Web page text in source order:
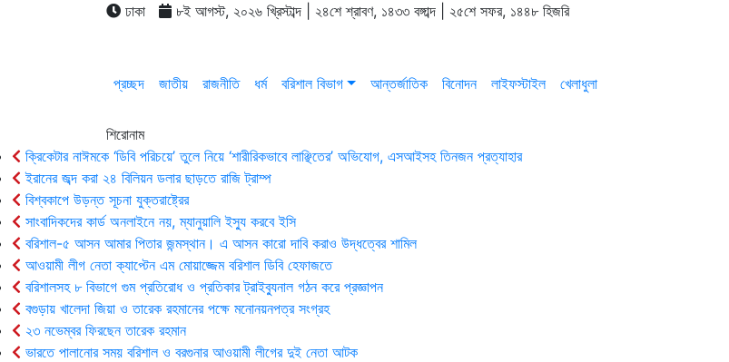
ঢাকা ৮ই আগস্ট, ২০২৬ খ্রিস্টাব্দ | ২৪শে শ্রাবণ, ১৪৩৩ বঙ্গাব্দ | ২৫শে সফর, ১৪৪৮ হিজরি
প্রচ্ছদ জাতীয় রাজনীতি ধর্ম বরিশাল বিভাগ আন্তর্জাতিক বিনোদন লাইফস্টাইল খেলাধুলা
শিরোনাম
ক্রিকেটার নাঈমকে ‘ডিবি পরিচয়ে’ তুলে নিয়ে ‘শারীরিকভাবে লাঞ্ছিতের’ অভিযোগ, এসআইসহ তিনজন প্রত্যাহার
ইরানের জব্দ করা ২৪ বিলিয়ন ডলার ছাড়তে রাজি ট্রাম্প
বিশ্বকাপে উড়ন্ত সূচনা যুক্তরাষ্ট্রের
সাংবাদিকদের কার্ড অনলাইনে নয়, ম্যানুয়ালি ইস্যু করবে ইসি
বরিশাল-৫ আসন আমার পিতার জন্মস্থান। এ আসন কারো দাবি করাও উদ্ধত্বের শামিল
আওয়ামী লীগ নেতা ক্যাপ্টেন এম মোয়াজ্জেম বরিশাল ডিবি হেফাজতে
বরিশালসহ ৮ বিভাগে গুম প্রতিরোধ ও প্রতিকার ট্রাইব্যুনাল গঠন করে প্রজ্ঞাপন
বগুড়ায় খালেদা জিয়া ও তারেক রহমানের পক্ষে মনোনয়নপত্র সংগ্রহ
২৩ নভেম্বর ফিরছেন তারেক রহমান
ভারতে পালানোর সময় ব‌রিশাল ও বরগুনার আওয়ামী লীগের দুই নেতা আটক